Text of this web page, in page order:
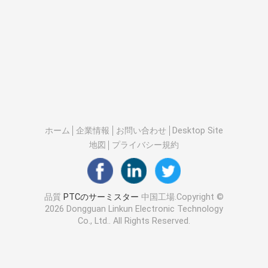
ホーム 企業情報 お問い合わせ
Desktop Site
地図
プライバシー規約
品質 PTCのサーミスター 中国工場.Copyright ©
2026 Dongguan Linkun Electronic Technology
Co., Ltd.. All Rights Reserved.